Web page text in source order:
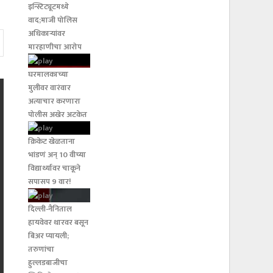
इन्स्टिट्यूटमध्ये
वाद;माजी पोलिस
अधिकाऱ्यांवर
मारहाणीचा आरोप
घरमालकाच्या
मुलीवर वारंवार
अत्याचार करणारा
पोलीस अखेर अटकेत
क्रिकेट खेळताना
भांडणं अन् 10 वीच्या
विद्यार्थ्यावर चाकूने
सपासप 9 वार!
दिल्ली-नैनिताल
हायवेवर थारवर बसून
बिअर प्यायली;
तरुणांचा
हुल्लडबाजीचा